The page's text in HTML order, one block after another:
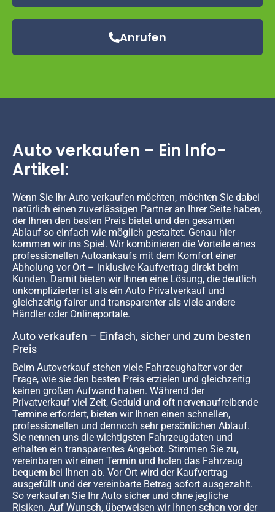
Anrufen
Auto verkaufen – Ein Info-
Artikel:
Wenn Sie Ihr Auto verkaufen möchten, möchten Sie dabei
natürlich einen zuverlässigen Partner an Ihrer Seite haben,
der Ihnen den besten Preis bietet und den gesamten
Ablauf so einfach wie möglich gestaltet. Genau hier
kommen wir ins Spiel. Wir kombinieren die Vorteile eines
professionellen Autoankaufs mit dem Komfort einer
Abholung vor Ort – inklusive Kaufvertrag direkt beim
Kunden. Damit bieten wir Ihnen eine Lösung, die deutlich
unkomplizierter ist als ein Auto Privatverkauf und
gleichzeitig fairer und transparenter als viele andere
Händler oder Onlineportale.
Auto verkaufen – Einfach, sicher und zum besten
Preis
Beim Autoverkauf stehen viele Fahrzeughalter vor der
Frage, wie sie den besten Preis erzielen und gleichzeitig
keinen großen Aufwand haben. Während der
Privatverkauf viel Zeit, Geduld und oft nervenaufreibende
Termine erfordert, bieten wir Ihnen einen schnellen,
professionellen und dennoch sehr persönlichen Ablauf.
Sie nennen uns die wichtigsten Fahrzeugdaten und
erhalten ein transparentes Angebot. Stimmen Sie zu,
vereinbaren wir einen Termin und holen das Fahrzeug
bequem bei Ihnen ab. Vor Ort wird der Kaufvertrag
ausgefüllt und der vereinbarte Betrag sofort ausgezahlt.
So verkaufen Sie Ihr Auto sicher und ohne jegliche
Risiken. Auf Wunsch, überweisen wir Ihnen schon vor der